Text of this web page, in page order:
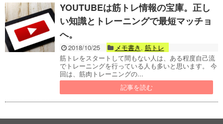
YOUTUBEは筋トレ情報の宝庫。正し
い知識とトレーニングで最短マッチョ
へ。
2018/10/25 メモ書き , 筋トレ
筋トレをスタートして間もない人は、ある程度自己流
でトレーニングを行っている人も多いと思います。 今
回は、筋肉トレーニングの...
記事を読む